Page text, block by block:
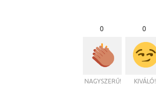
0
NAGYSZERŰ!
0
KIVÁLÓ!